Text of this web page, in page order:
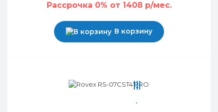
Рассрочка 0% от 1408 р/мес.
В корзину